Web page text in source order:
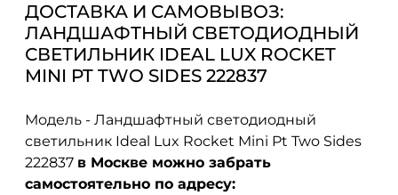
ДОСТАВКА И САМОВЫВОЗ:
ЛАНДШАФТНЫЙ СВЕТОДИОДНЫЙ
СВЕТИЛЬНИК IDEAL LUX ROCKET
MINI PT TWO SIDES 222837
Модель - Ландшафтный светодиодный
светильник Ideal Lux Rocket Mini Pt Two Sides
222837 в Москве можно забрать
самостоятельно по адресу: